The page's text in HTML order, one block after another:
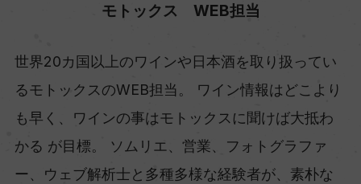
モトックス WEB担当
世界20カ国以上のワインや日本酒を取り扱ってい
るモトックスのWEB担当。 ワイン情報はどこより
も早く、ワインの事はモトックスに聞けば大抵わ
かる が目標。 ソムリエ、営業、フォトグラファ
ー、ウェブ解析士と多種多様な経験者が、素朴な